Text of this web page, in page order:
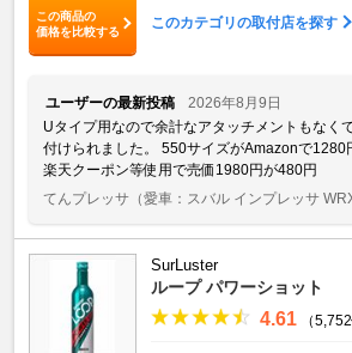
この商品の
価格を比較する
このカテゴリの取付店を探す
ユーザーの最新投稿
2026年8月9日
Uタイプ用なので余計なアタッチメントもなく
付けられました。 550サイズがAmazonで1280
楽天クーポン等使用で売価1980円が480円
てんプレッサ （愛車：スバル インプレッサ
SurLuster
ループ パワーショット
4.61 （